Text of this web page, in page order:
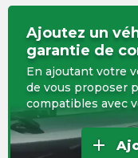
Ajoutez un
garantie de
En ajoutant votre
de vous proposer
compatibles avec
add